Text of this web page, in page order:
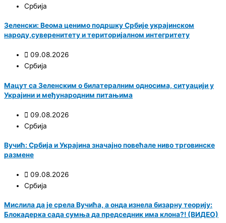
Србија
Зеленски: Веома ценимо подршку Србије украјинском
народу,суверенитету и територијалном интегритету
09.08.2026
Србија
Мацут са Зеленским о билатералним односима, ситуацији у
Украјини и међународним питањима
09.08.2026
Србија
Вучић: Србија и Украјина значајно повећале ниво трговинске
размене
09.08.2026
Србија
Мислила да је срела Вучића, а онда изнела бизарну теорију:
Блокадерка сада сумња да председник има клона?! (ВИДЕО)